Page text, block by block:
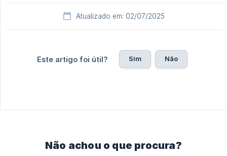
Atualizado em: 02/07/2025
Este artigo foi útil? Sim Não
Não achou o que procura?